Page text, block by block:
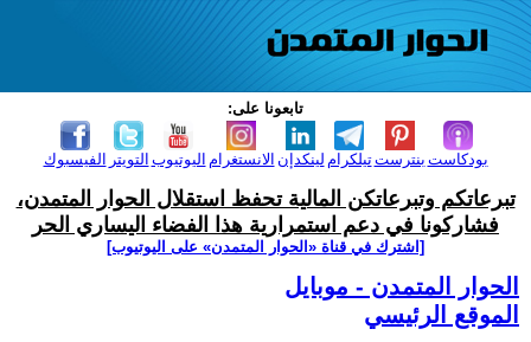
تابعونا على:
الفيسبوك التويتر اليوتيوب الانستغرام لينكدإن تيلكرامبنترست بودكاست
تبرعاتكم وتبرعاتكن المالية تحفظ استقلال الحوار المتمدن،
فشاركونا في دعم استمرارية هذا الفضاء اليساري الحر
[اشترك في قناة ‫«الحوار المتمدن» على اليوتيوب]
الحوار المتمدن - موبايل
الموقع الرئيسي